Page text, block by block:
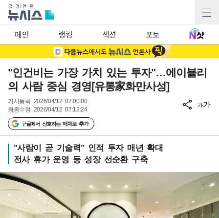
메인 랭킹 섹션 포토
"인건비는 가장 가치 있는 투자"…에이블리
의 사람 중심 경영[유통家화만사성]
기사등록 2026/04/12 07:00:00
최종수정 2026/04/12 07:12:24
구글에서 선호하는 매체로 추가
가가
"사람이 곧 기술력" 인적 투자 매년 확대
전사 휴가 운영 등 성장 선순환 구축